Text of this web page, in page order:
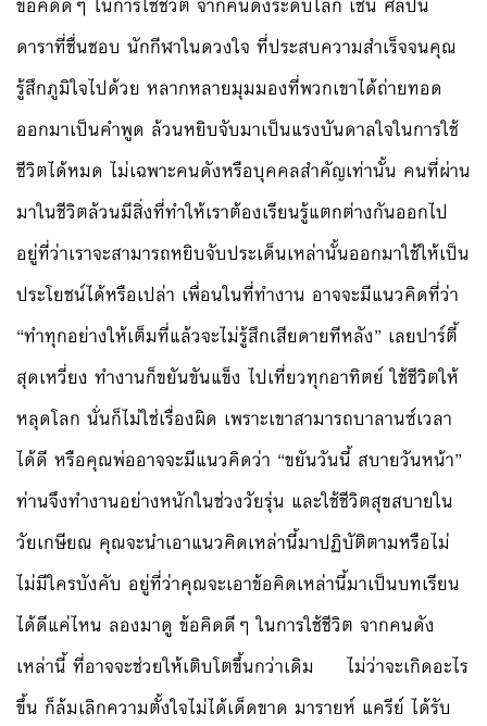
ข้อคิดดีๆ ในการใช้ชีวิต จากคนดังระดับโลก เช่น ศิลปิน
ดาราที่ชื่นชอบ นักกีฬาในดวงใจ ที่ประสบความสำเร็จจนคุณ
รู้สึกภูมิใจไปด้วย หลากหลายมุมมองที่พวกเขาได้ถ่ายทอด
ออกมาเป็นคำพูด ล้วนหยิบจับมาเป็นแรงบันดาลใจในการใช้
ชีวิตได้หมด ไม่เฉพาะคนดังหรือบุคคลสำคัญเท่านั้น คนที่ผ่าน
มาในชีวิตล้วนมีสิ่งที่ทำให้เราต้องเรียนรู้แตกต่างกันออกไป
อยู่ที่ว่าเราจะสามารถหยิบจับประเด็นเหล่านั้นออกมาใช้ให้เป็น
ประโยชน์ได้หรือเปล่า เพื่อนในที่ทำงาน อาจจะมีแนวคิดที่ว่า
“ทำทุกอย่างให้เต็มที่แล้วจะไม่รู้สึกเสียดายทีหลัง” เลยปาร์ตี้
สุดเหวี่ยง ทำงานก็ขยันขันแข็ง ไปเที่ยวทุกอาทิตย์ ใช้ชีวิตให้
หลุดโลก นั่นก็ไม่ใช่เรื่องผิด เพราะเขาสามารถบาลานซ์เวลา
ได้ดี หรือคุณพ่ออาจจะมีแนวคิดว่า “ขยันวันนี้ สบายวันหน้า”
ท่านจึงทำงานอย่างหนักในช่วงวัยรุ่น และใช้ชีวิตสุขสบายใน
วัยเกษียณ คุณจะนำเอาแนวคิดเหล่านี้มาปฏิบัติตามหรือไม่
ไม่มีใครบังคับ อยู่ที่ว่าคุณจะเอาข้อคิดเหล่านี้มาเป็นบทเรียน
ได้ดีแค่ไหน ลองมาดู ข้อคิดดีๆ ในการใช้ชีวิต จากคนดัง
เหล่านี้ ที่อาจจะช่วยให้เติบโตขึ้นกว่าเดิม ไม่ว่าจะเกิดอะไร
ขึ้น ก็ล้มเลิกความตั้งใจไม่ได้เด็ดขาด มารายห์ แครีย์ ได้รับ